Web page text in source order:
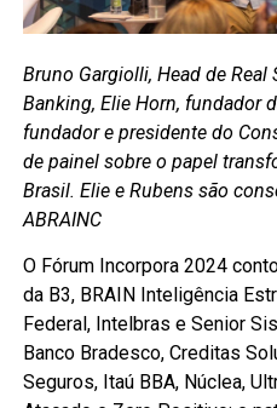
Bruno Gargiolli, Head de
Banking, Elie Horn, fundador
fundador e presidente do
de painel sobre o papel
Brasil. Elie e Rubens são
ABRAINC
O Fórum Incorpora 2024
da B3, BRAIN Inteligência
Federal, Intelbras e Senior
Banco Bradesco, Creditas
Seguros, Itaú BBA, Núclea,